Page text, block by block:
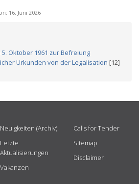
16. Juni 2026
Oktober 1961 zur Befreiung
Urkunden von der Legalisation [12]
Neuigkeiten (Archiv)
Letzte
Aktualisierungen
Vakanzen
Calls for Tender
Sitemap
Disclaimer